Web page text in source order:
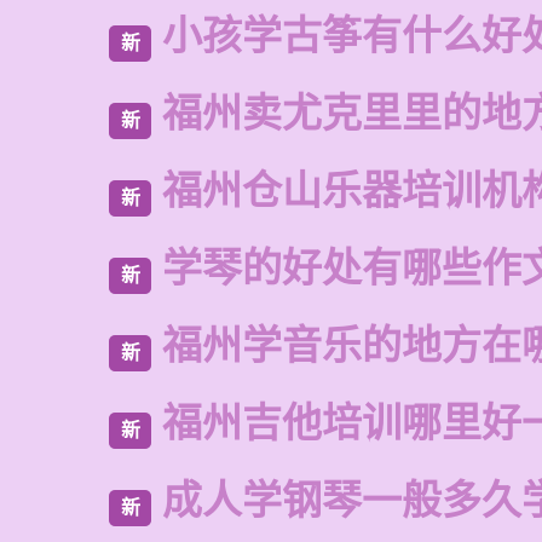
新 小孩学古筝有什么好
新 福州卖尤克里里的地
新 福州仓山乐器培训机
新 学琴的好处有哪些作
新 福州学音乐的地方在
新 福州吉他培训哪里好
新 成人学钢琴一般多久